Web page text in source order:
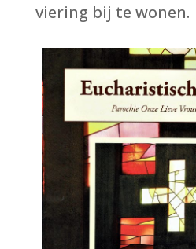
viering bij te wonen.